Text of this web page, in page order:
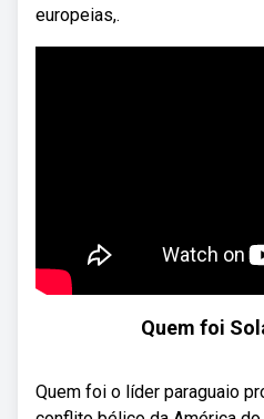
europeias,.
Quem foi
Quem foi o líder paraguaio